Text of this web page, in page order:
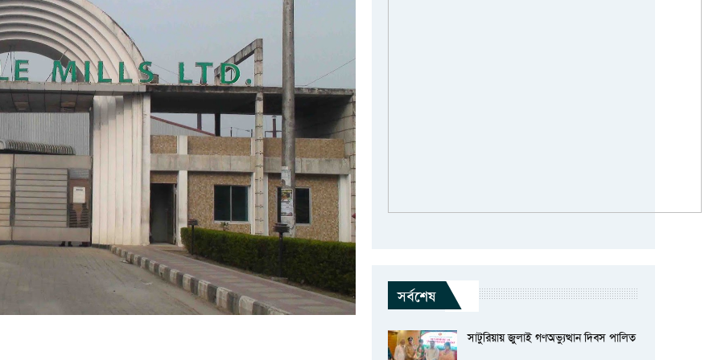
সর্বশেষ
সাটুরিয়ায় জুলাই গণঅভ্যুত্থান দিবস পালিত